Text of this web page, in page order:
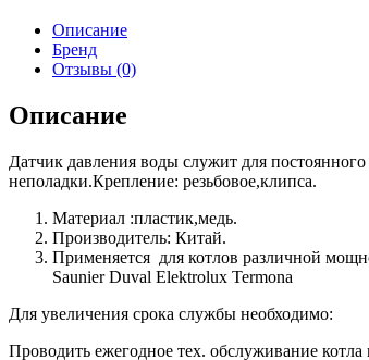
Описание
Бренд
Отзывы (0)
Описание
Датчик давления воды служит для
неполадки.Крепление: резьбовое,клипса.
Материал :пластик,медь.
Производитель: Китай.
Применяется для котлов различной
Saunier Duval Elektrolux Termona
Для увеличения срока службы необходимо:
Проводить ежегодное тех. обслуживание